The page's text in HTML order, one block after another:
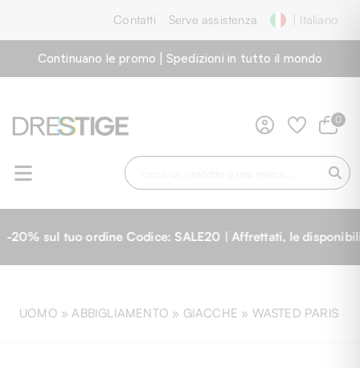
Contatti Serve assistenza | Italiano
Continuano le promo | Spedizioni in tutto il mondo
0
tuo ordine Codice: SALE20 | Affrettati, le disponibilità sono
UOMO »ABBIGLIAMENTO » GIACCHE » WASTED PARIS